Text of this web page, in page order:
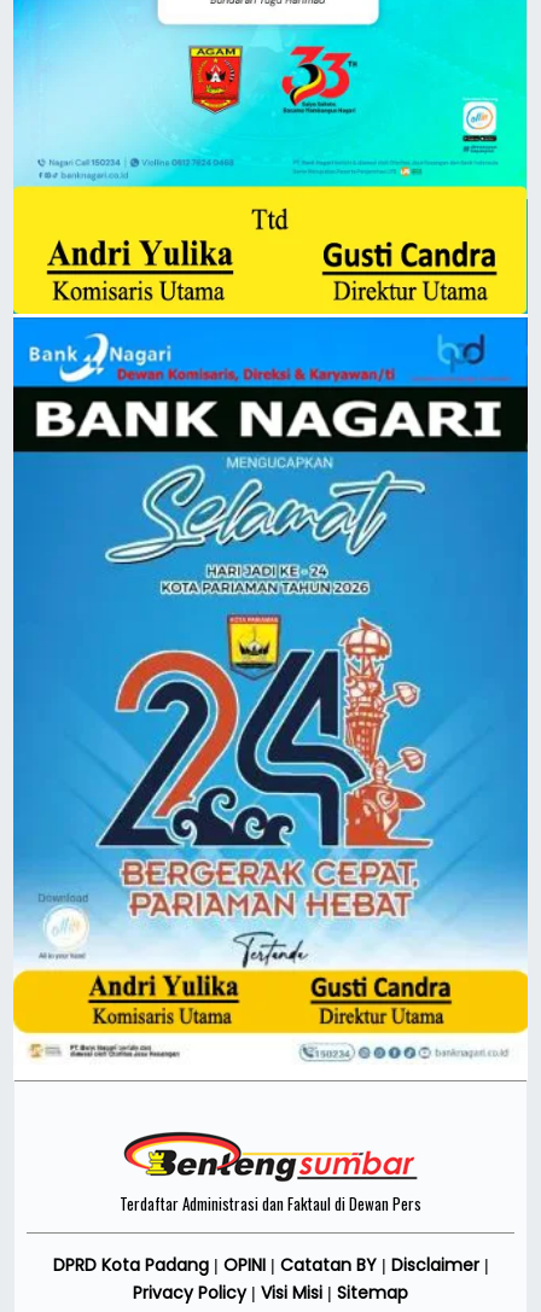
Terdaftar Administrasi dan Faktaul di Dewan Pers
DPRD Kota Padang| OPINI Catatan BY| Disclaimer|
Privacy Policy| Visi Misi Sitemap